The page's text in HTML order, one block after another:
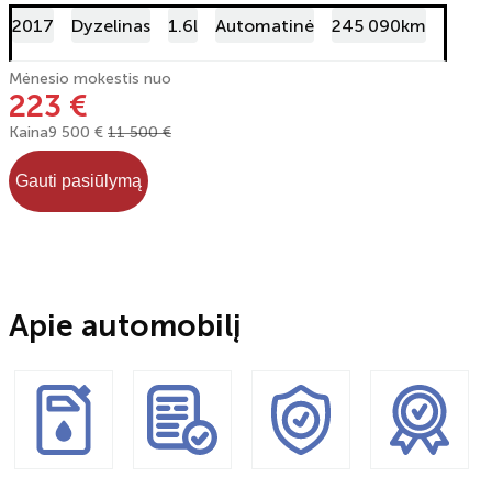
2017 Dyzelinas 1.6l Automatinė 245 090km
Mėnesio mokestis nuo
223 €
Kaina9 500 € 11 500 €
Gauti pasiūlymą
Apie automobilį